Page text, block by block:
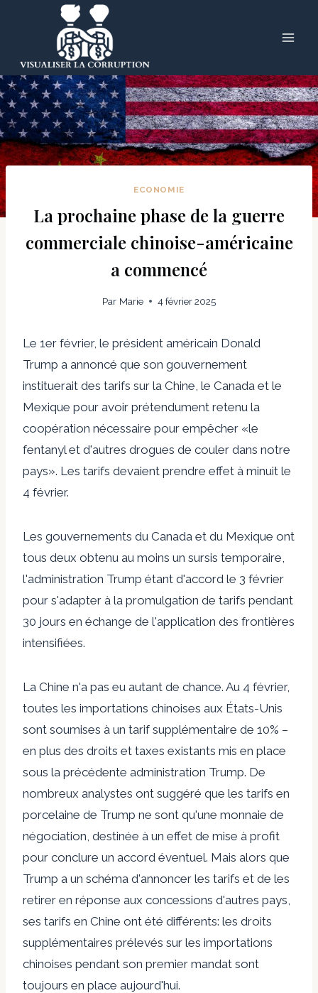
ECONOMIE
La prochaine phase de la guerre
commerciale chinoise-américaine
a commencé
Par Marie 4 février 2025
Le 1er février, le président américain Donald
Trump a annoncé que son gouvernement
instituerait des tarifs sur la Chine, le Canada et le
Mexique pour avoir prétendument retenu la
coopération nécessaire pour empêcher «le
fentanyl et d'autres drogues de couler dans notre
pays». Les tarifs devaient prendre effet à minuit le
4 février.
Les gouvernements du Canada et du Mexique ont
tous deux obtenu au moins un sursis temporaire,
l'administration Trump étant d'accord le 3 février
pour s'adapter à la promulgation de tarifs pendant
30 jours en échange de l'application des frontières
intensifiées.
La Chine n'a pas eu autant de chance. Au 4 février,
toutes les importations chinoises aux États-Unis
sont soumises à un tarif supplémentaire de 10% –
en plus des droits et taxes existants mis en place
sous la précédente administration Trump. De
nombreux analystes ont suggéré que les tarifs en
porcelaine de Trump ne sont qu'une monnaie de
négociation, destinée à un effet de mise à profit
pour conclure un accord éventuel. Mais alors que
Trump a un schéma d'annoncer les tarifs et de les
retirer en réponse aux concessions d'autres pays,
ses tarifs en Chine ont été différents: les droits
supplémentaires prélevés sur les importations
chinoises pendant son premier mandat sont
toujours en place aujourd'hui.